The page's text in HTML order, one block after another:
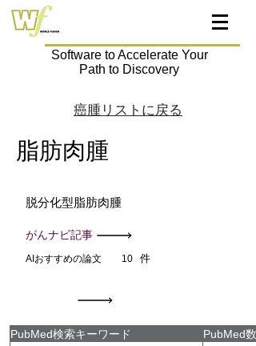
Software to Accelerate Your
Path to Discovery
癌腫リストに戻る
脂肪肉腫
脱分化型脂肪肉腫
がんナビ記事
AIおすすめの論文 10 件
PubMed検索キーワード
PubMed数